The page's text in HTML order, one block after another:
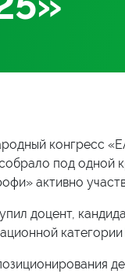
конгресс
под одной
активно
доцент,
категории